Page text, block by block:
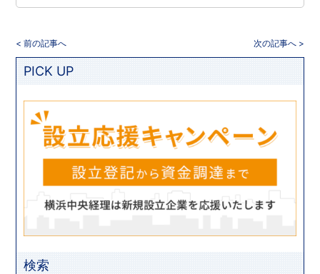
< 前の記事へ 次の記事へ >
PICK UP
検索